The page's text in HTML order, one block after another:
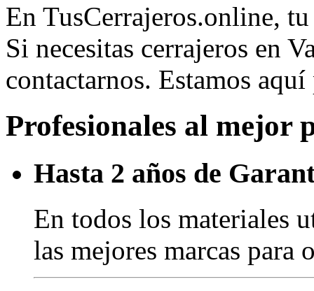
En TusCerrajeros.online,
Si necesitas cerrajeros en
contactarnos. Estamos
Profesionales al mejor
Hasta 2 años de
En todos los materiales
las mejores marcas para